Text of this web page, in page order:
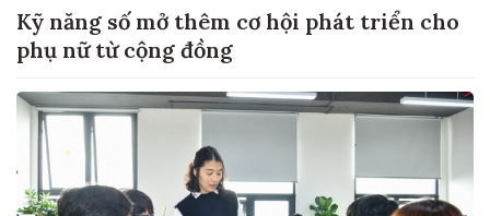
Kỹ năng số mở thêm cơ hội phát triển cho
phụ nữ từ cộng đồng